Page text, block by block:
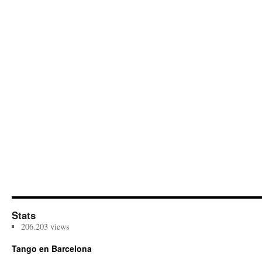
Stats
206.203 views
Tango en Barcelona